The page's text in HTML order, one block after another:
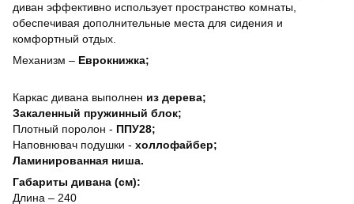
диван эффективно использует пространство комнаты,
обеспечивая дополнительные места для сидения и
комфортный отдых.
Механизм – Еврокнижка;
Каркас дивана выполнен из дерева;
Закаленный пружинный блок;
Плотный поролон - ППУ28;
Наповнювач подушки - холлофайбер;
Ламинированная ниша.
Габариты дивана (см):
Длина – 240